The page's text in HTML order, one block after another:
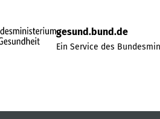
gesund.bund.de
Ein Service des